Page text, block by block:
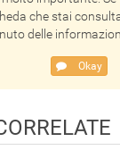
che stai
delle
Okay